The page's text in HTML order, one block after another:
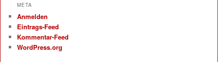
META
Anmelden
Eintrags-Feed
Kommentar-Feed
WordPress.org